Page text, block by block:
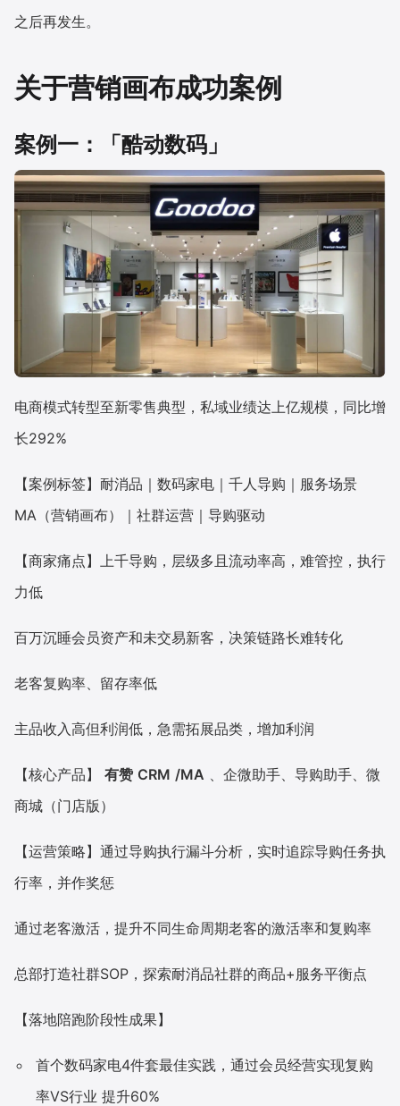
之后再发生。
关于营销画布成功案例
案例一：「酷动数码」
电商模式转型至新零售典型，私域业绩达上亿规模，同比增
长292%
【案例标签】耐消品｜数码家电｜千人导购｜服务场景
MA（营销画布）｜社群运营｜导购驱动
【商家痛点】上千导购，层级多且流动率高，难管控，执行
力低
百万沉睡会员资产和未交易新客，决策链路长难转化
老客复购率、留存率低
主品收入高但利润低，急需拓展品类，增加利润
【核心产品】 有赞 CRM /MA 、企微助手、导购助手、微
商城（门店版）
【运营策略】通过导购执行漏斗分析，实时追踪导购任务执
行率，并作奖惩
通过老客激活，提升不同生命周期老客的激活率和复购率
总部打造社群SOP，探索耐消品社群的商品+服务平衡点
【落地陪跑阶段性成果】
首个数码家电4件套最佳实践，通过会员经营实现复购
率VS行业 提升60%